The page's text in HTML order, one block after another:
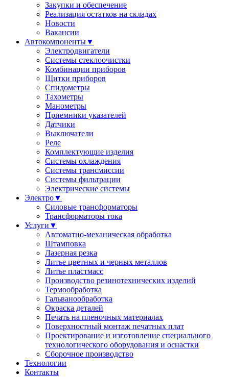
Закупки и обеспечение
Реализация остатков на складах
Новости
Вакансии
Автокомпоненты▼
Электродвигатели
Системы стеклоочистки
Комбинации приборов
Щитки приборов
Спидометры
Тахометры
Манометры
Приемники указателей
Датчики
Выключатели
Реле
Комплектующие изделия
Системы охлаждения
Системы трансмиссии
Системы фильтрации
Электрические системы
Электро▼
Силовые трансформаторы
Трансформаторы тока
Услуги ▼
Автоматно-механическая обработка
Штамповка
Лазерная резка
Литье цветных и черных металлов
Литье пластмасс
Производство резинотехнических изделий
Термообработка
Гальванообработка
Окраска деталей
Печать на пленочных материалах
Поверхностный монтаж печатных плат
Проектирование и изготовление специального
технологического оборудования и оснастки
Сборочное производство
Технологии
Контакты